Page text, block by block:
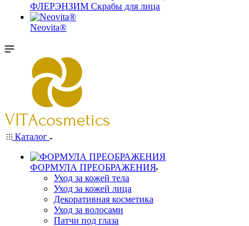
ФЛЕРЭНЗИМ Скрабы для лица
Neovita®
Каталог
ФОРМУЛА ПРЕОБРАЖЕНИЯ
Уход за кожей тела
Уход за кожей лица
Декоративная косметика
Уход за волосами
Патчи под глаза